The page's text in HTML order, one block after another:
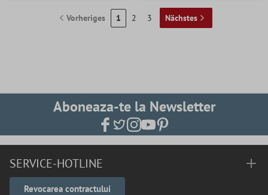
Vorheriges 1 2 3 Nächstes
Aboneaza-te la Newsletter
SERVICE-HOTLINE
Revocarea contractului